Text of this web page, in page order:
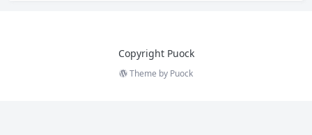
Copyright Puock
Theme by Puock